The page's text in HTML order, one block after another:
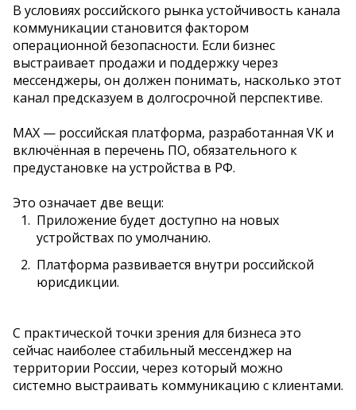
В условиях российского рынка устойчивость канала
коммуникации становится фактором
операционной безопасности. Если бизнес
выстраивает продажи и поддержку через
мессенджеры, он должен понимать, насколько этот
канал предсказуем в долгосрочной перспективе.
MAX — российская платформа, разработанная VK и
включённая в перечень ПО, обязательного к
предустановке на устройства в РФ.
Это означает две вещи:
Приложение будет доступно на новых
устройствах по умолчанию.
Платформа развивается внутри российской
юрисдикции.
С практической точки зрения для бизнеса это
сейчас наиболее стабильный мессенджер на
территории России, через который можно
системно выстраивать коммуникацию с клиентами.